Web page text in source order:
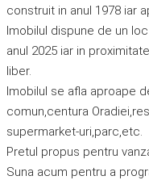
construit in anul 1978 iar
Imobilul dispune de un
anul 2025 iar in
liber.
Imobilul se afla aproape
comun,centura
supermarket-uri,parc,etc.
Pretul propus pentru
Suna acum pentru a